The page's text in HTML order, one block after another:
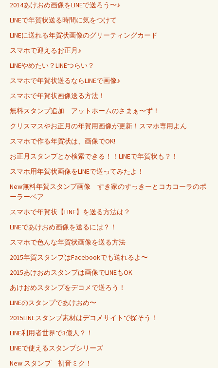
2014あけおめ画像をLINEで送ろう〜♪
LINEで年賀状送る時間に気をつけて
LINEに送れる年賀状画像のグリーティングカード
スマホで迎えるお正月♪
LINEやめたい？LINEつらい？
スマホで年賀状送るならLINEで画像♪
スマホで年賀状画像送る方法！
無料スタンプ追加 アットホームのさまぁ〜ず！
クリスマスやお正月の年賀用画像が更新！スマホ専用よん
スマホで作る年賀状は、画像でOK!
お正月スタンプとか検索できる！！LINEで年賀状も？！
スマホ用年賀状画像をLINEで送ってみたよ！
New無料年賀スタンプ画像 すき家のすっきーとコカコーラのポ
ーラーベア
スマホで年賀状【LINE】を送る方法は？
LINEであけおめ画像を送るには？！
スマホで色んな年賀状画像を送る方法
2015年賀スタンプはFacebookでも送れるよ〜
2015あけおめスタンプは画像でLINEもOK
あけおめスタンプをデコメで送ろう！
LINEのスタンプであけおめ〜
2015LINEスタンプ素材はデコメサイトで探そう！
LINE利用者世界で3億人？！
LINEで使えるスタンプシリーズ
New スタンプ 初音ミク！